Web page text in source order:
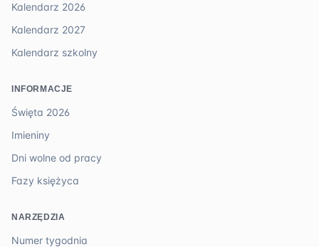
Kalendarz 2026
Kalendarz 2027
Kalendarz szkolny
INFORMACJE
Święta 2026
Imieniny
Dni wolne od pracy
Fazy księżyca
NARZĘDZIA
Numer tygodnia